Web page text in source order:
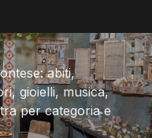
abiti,
gioielli, musica,
per categoria e